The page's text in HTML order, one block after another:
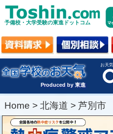
予備校・大学受験の東進ドットコム
Produced by 東進
お天
Home > 北海道 > 芦別市